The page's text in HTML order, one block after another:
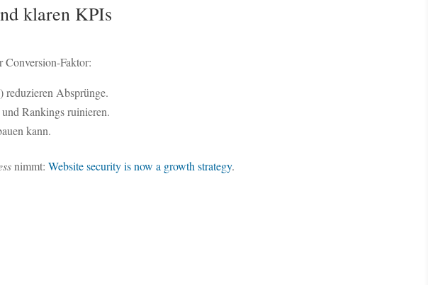
klaren KPIs
Conversion-Faktor:
reduzieren Absprünge.
Rankings ruinieren.
kann.
nimmt: Website security is now a growth strategy.